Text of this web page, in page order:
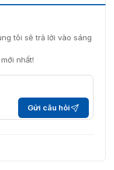
tôi sẽ trả lời vào sáng
nhất!
Gửi câu hỏi